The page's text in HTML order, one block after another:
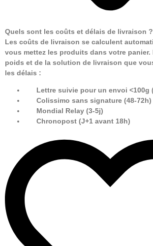
Quels sont les coûts et délais de livraison ?
Les coûts de livraison se calculent
vous mettez les produits dans votre
poids et de la solution de livraison que
les délais :
Lettre suivie pour un envoi <100g
Colissimo sans signature (48-72h)
Mondial Relay (3-5j)
Chronopost (J+1 avant 18h)